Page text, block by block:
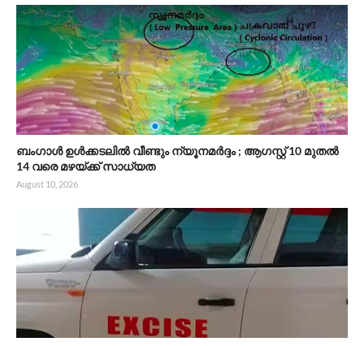
ബംഗാൾ ഉൾക്കടലിൽ വീണ്ടും ന്യൂനമർദ്ദം ; ആഗസ്റ്റ് 10 മുതൽ
14 വരെ മഴയ്ക്ക് സാധ്യത
August 10, 2026